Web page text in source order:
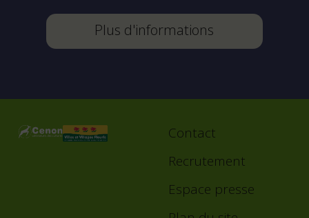
Plus d'informations
Footer
Contact
Recrutement
Espace presse